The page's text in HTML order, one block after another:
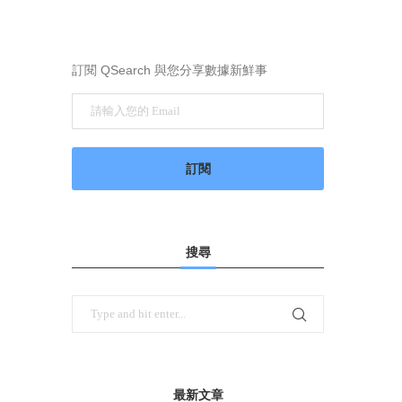
訂閱 QSearch 與您分享數據新鮮事
搜尋
最新文章